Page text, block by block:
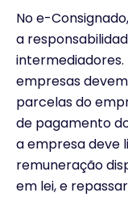
No e-
a
intermediadores.
empresas
parcelas do
de pagamento
a empresa deve
remuneração
em lei, e